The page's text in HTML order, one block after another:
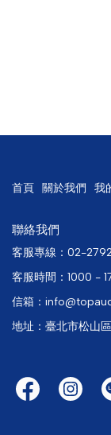
首頁 關於我們 我
聯絡我們
客服專線：02-
客服時間：1000 -
信箱：
地址：臺北市松山